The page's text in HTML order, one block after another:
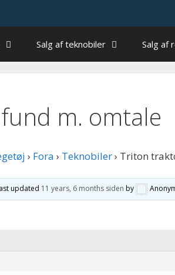
Salg af teknobiler Salg af
m. omtale
› Fora › Teknobiler› Triton
updated 11 years, 6 months siden by